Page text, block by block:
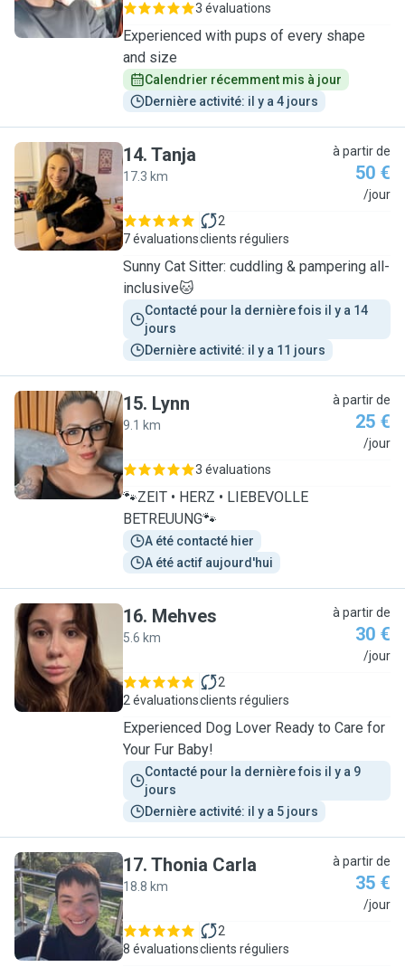
3 évaluations
Experienced with pups of every shape
and size
Calendrier récemment mis à jour
Dernière activité: il y a 4 jours
T
14. Tanja
17.3 km
à partir de
50 €
/jour
7 évaluations
2
clients réguliers
Sunny Cat Sitter: cuddling & pampering all-
inclusive🐱
Contacté pour la dernière fois il y a 14
jours
Dernière activité: il y a 11 jours
L
15. Lynn
9.1 km
à partir de
25 €
/jour
3 évaluations
🐾ZEIT • HERZ • LIEBEVOLLE
BETREUUNG🐾
A été contacté hier
A été actif aujourd'hui
M
16. Mehves
5.6 km
à partir de
30 €
/jour
2 évaluations
2
clients réguliers
Experienced Dog Lover Ready to Care for
Your Fur Baby!
Contacté pour la dernière fois il y a 9
jours
Dernière activité: il y a 5 jours
T
17. Thonia Carla
18.8 km
à partir de
35 €
/jour
8 évaluations
2
clients réguliers